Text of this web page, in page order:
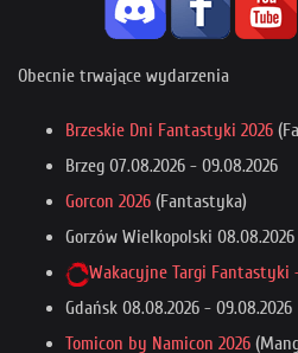
Obecnie trwające wydarzenia
Brzeskie Dni Fantastyki 2026
Brzeg 07.08.2026 - 09.08.2026
Gorcon 2026 (Fantastyka)
Gorzów Wielkopolski 08.08.2026
Wakacyjne Targi Fantastyki
Gdańsk 08.08.2026 - 09.08.2026
Tomicon by Namicon 2026